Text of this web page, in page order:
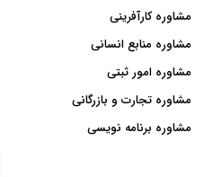
مشاوره کارآفرینی
مشاوره منابع انسانی
مشاوره امور ثبتی
مشاوره تجارت و بازرگانی
مشاوره برنامه نویسی